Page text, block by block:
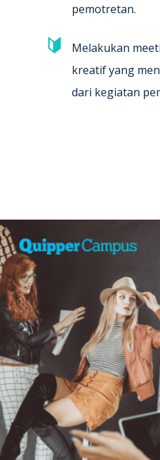
pemotretan.
Melakukan
kreatif yang
dari kegiatan